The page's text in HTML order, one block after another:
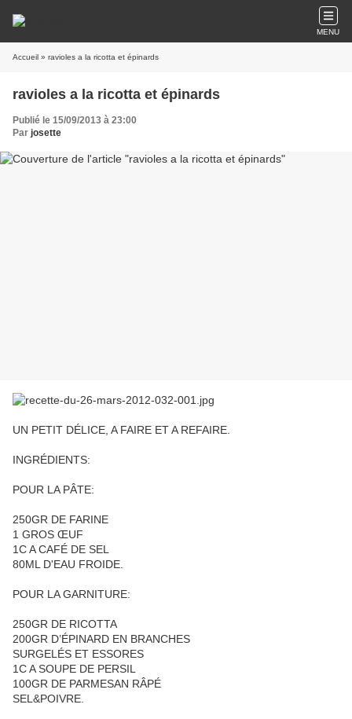
MENU
Accueil » ravioles a la ricotta et épinards
ravioles a la ricotta et épinards
Publié le 15/09/2013 à 23:00
Par josette
UN PETIT DÉLICE, A FAIRE ET A REFAIRE.
INGRÉDIENTS:
POUR LA PÂTE:
250GR DE FARINE
1 GROS ŒUF
1C A CAFÉ DE SEL
80ML D'EAU FROIDE.
POUR LA GARNITURE:
250GR DE RICOTTA
200GR D’ÉPINARD EN BRANCHES
SURGELÉS ET ESSORES
1C A SOUPE DE PERSIL
100GR DE PARMESAN RÂPÉ
SEL&POIVRE.